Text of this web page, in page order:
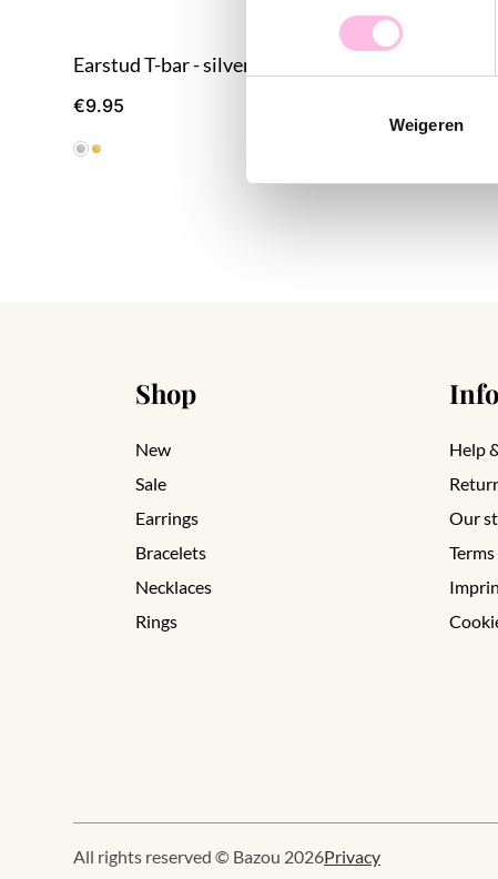
Weigeren
Earstud T-bar - silver
€9.95
Shop
New
Sale
Earrings
Bracelets
Necklaces
Rings
Info
Help
Our
All rights reserved © Bazou 2026Privacy